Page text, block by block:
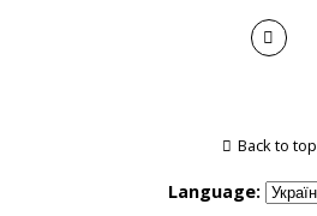
Back to top
Language: